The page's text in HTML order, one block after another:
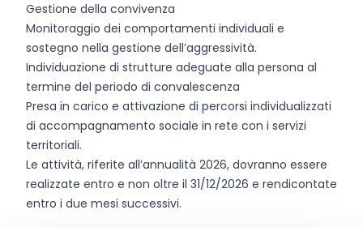
Gestione della convivenza
Monitoraggio dei comportamenti individuali e
sostegno nella gestione dell’aggressività.
Individuazione di strutture adeguate alla persona al
termine del periodo di convalescenza
Presa in carico e attivazione di percorsi individualizzati
di accompagnamento sociale in rete con i servizi
territoriali.
Le attività, riferite all’annualità 2026, dovranno essere
realizzate entro e non oltre il 31/12/2026 e rendicontate
entro i due mesi successivi.